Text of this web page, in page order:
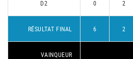
D2 0 2
RÉSULTAT FINAL 6 2
VAINQUEUR